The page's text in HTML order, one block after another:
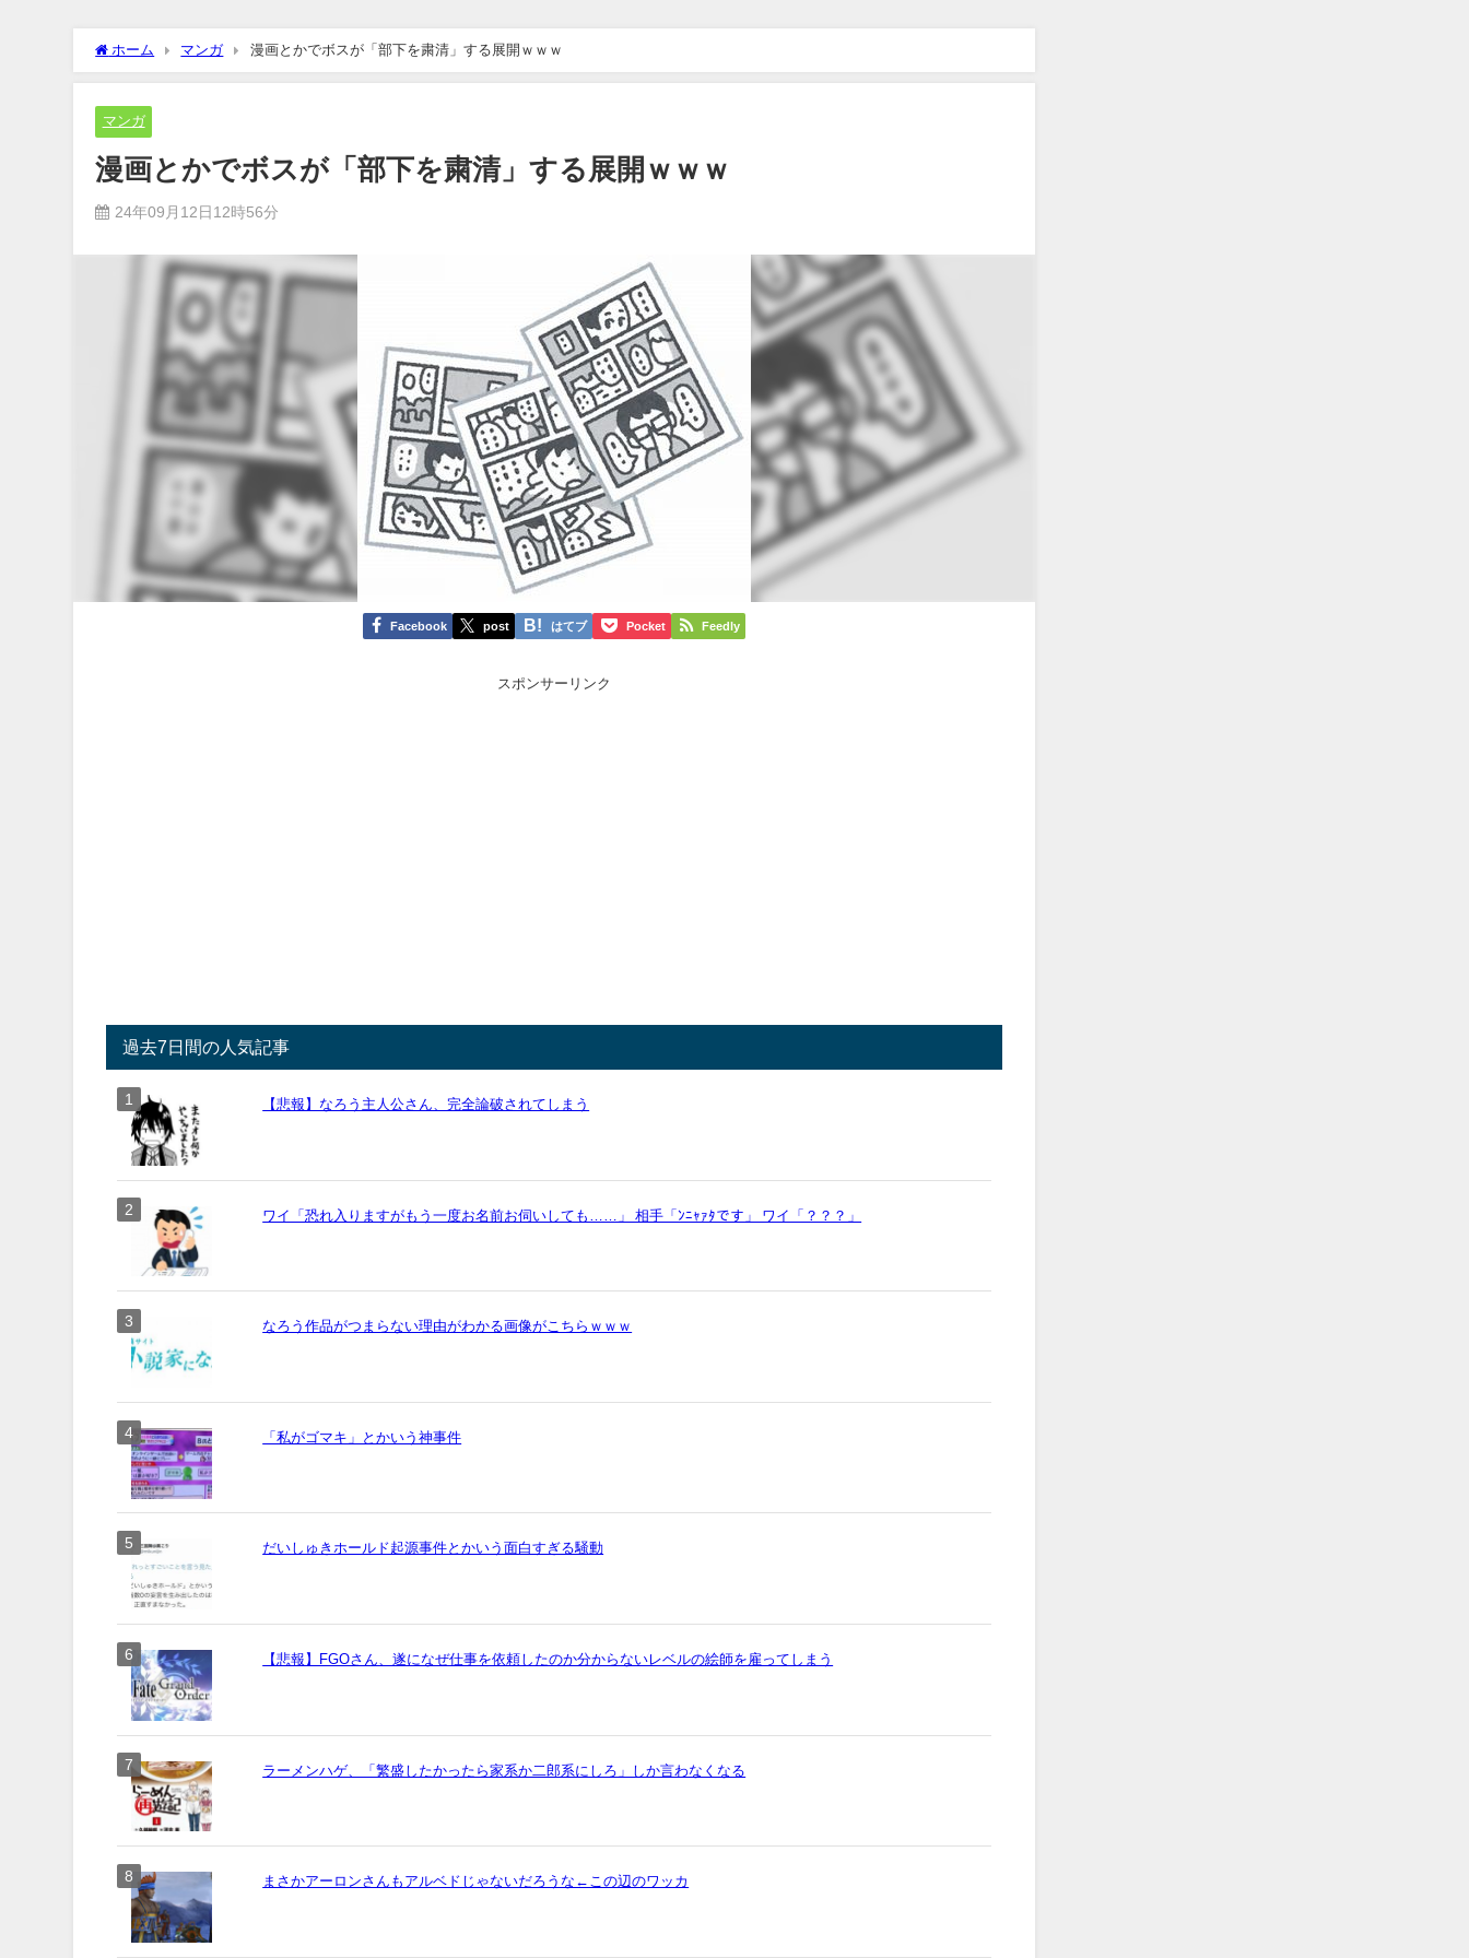
ホーム マンガ 漫画とかでボスが「部下を粛清」する展開ｗｗｗ
マンガ
漫画とかでボスが「部下を粛清」する展開ｗｗｗ
24年09月12日12時56分
Facebook post はてブ Pocket Feedly
スポンサーリンク
過去7日間の人気記事
【悲報】なろう主人公さん、完全論破されてしまう
ワイ「恐れ入りますがもう一度お名前お伺いしても……」 相手「ﾝﾆｬｧﾀです」 ワイ「？？？」
なろう作品がつまらない理由がわかる画像がこちらｗｗｗ
「私がゴマキ」とかいう神事件
だいしゅきホールド起源事件とかいう面白すぎる騒動
【悲報】FGOさん、遂になぜ仕事を依頼したのか分からないレベルの絵師を雇ってしまう
ラーメンハゲ、「繁盛したかったら家系か二郎系にしろ」しか言わなくなる
まさかアーロンさんもアルベドじゃないだろうな←この辺のワッカ